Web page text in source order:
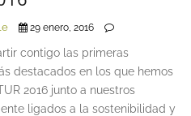
29 enero, 2016
contigo las primeras
destacados en los que hemos
2016 junto a nuestros
ligados a la sostenibilidad y